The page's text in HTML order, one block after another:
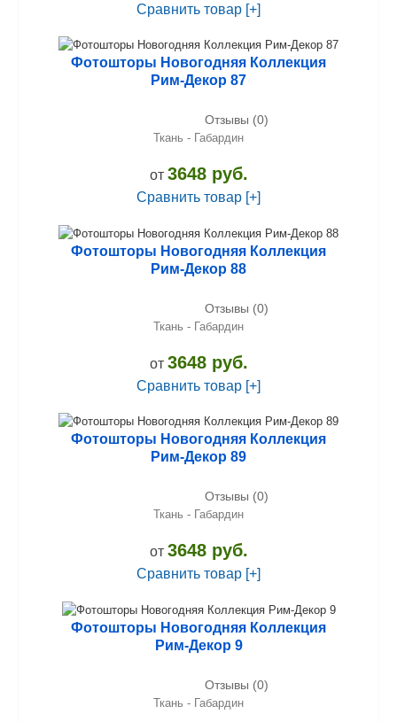
Сравнить товар [+]
Фотошторы Новогодняя Коллекция
Рим-Декор 87
Отзывы (0)
Ткань - Габардин
от 3648 руб.
Сравнить товар [+]
Фотошторы Новогодняя Коллекция
Рим-Декор 88
Отзывы (0)
Ткань - Габардин
от 3648 руб.
Сравнить товар [+]
Фотошторы Новогодняя Коллекция
Рим-Декор 89
Отзывы (0)
Ткань - Габардин
от 3648 руб.
Сравнить товар [+]
Фотошторы Новогодняя Коллекция
Рим-Декор 9
Отзывы (0)
Ткань - Габардин